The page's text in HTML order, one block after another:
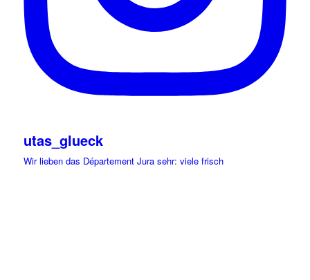
utas_glueck
Wir lieben das Département Jura sehr: viele frisch